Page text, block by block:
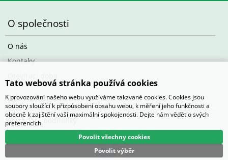
O společnosti
O nás
Kontaky
Jak nakupovat
Obchodní podmínky
Tato webová stránka používá cookies
K provozování našeho webu využíváme takzvané cookies. Cookies jsou
soubory sloužící k přizpůsobení obsahu webu, k měření jeho funkčnosti a
obecně k zajištění vaší maximální spokojenosti. Dejte nám vědět o svých
preferencích.
Povolit výběr
Povolit všechny cookies